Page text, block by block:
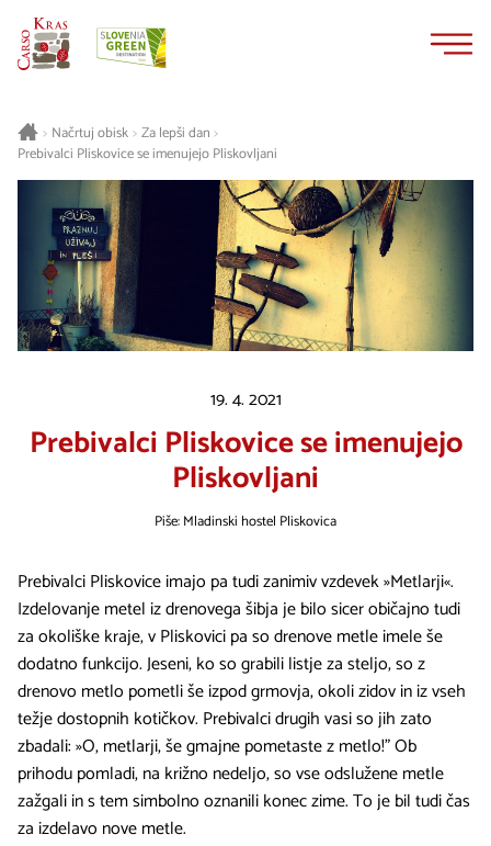
> Načrtuj obisk> Za lepši dan >
Prebivalci Pliskovice se imenujejo Pliskovljani
19. 4. 2021
Prebivalci Pliskovice se imenujejo
Pliskovljani
Piše: Mladinski hostel Pliskovica
Prebivalci Pliskovice imajo pa tudi zanimiv vzdevek »Metlarji«.
Izdelovanje metel iz drenovega šibja je bilo sicer običajno tudi
za okoliške kraje, v Pliskovici pa so drenove metle imele še
dodatno funkcijo. Jeseni, ko so grabili listje za steljo, so z
drenovo metlo pometli še izpod grmovja, okoli zidov in iz vseh
težje dostopnih kotičkov. Prebivalci drugih vasi so jih zato
zbadali: »O, metlarji, še gmajne pometaste z metlo!” Ob
prihodu pomladi, na križno nedeljo, so vse odslužene metle
zažgali in s tem simbolno oznanili konec zime. To je bil tudi čas
za izdelavo nove metle.